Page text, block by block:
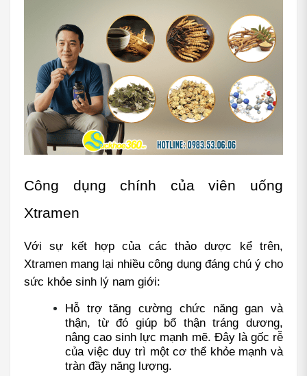
Công dụng chính của viên uống
Xtramen
Với sự kết hợp của các thảo dược kể trên,
Xtramen mang lại nhiều công dụng đáng chú ý cho
sức khỏe sinh lý nam giới:
Hỗ trợ tăng cường chức năng gan và
thận, từ đó giúp bổ thận tráng dương,
nâng cao sinh lực mạnh mẽ. Đây là gốc rễ
của việc duy trì một cơ thể khỏe mạnh và
tràn đầy năng lượng.